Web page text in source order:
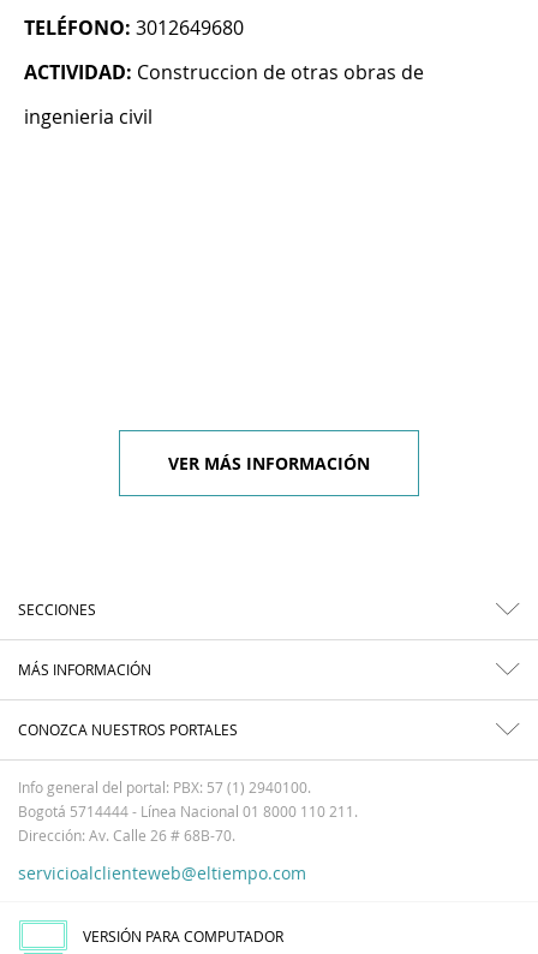
TELÉFONO: 3012649680
ACTIVIDAD: Construccion de otras obras de
ingenieria civil
VER MÁS INFORMACIÓN
SECCIONES
MÁS INFORMACIÓN
CONOZCA NUESTROS PORTALES
Info general del portal: PBX: 57 (1) 2940100.
Bogotá 5714444 - Línea Nacional 01 8000 110 211.
Dirección: Av. Calle 26 # 68B-70.
servicioalclienteweb@eltiempo.com
VERSIÓN PARA COMPUTADOR